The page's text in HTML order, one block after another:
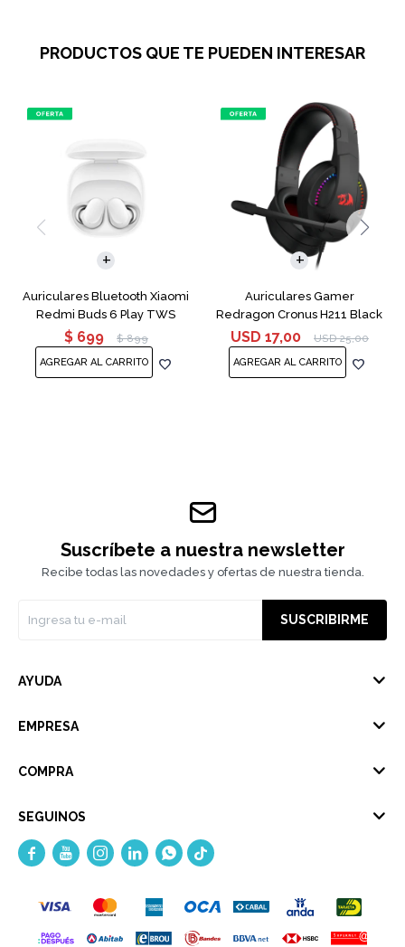
PRODUCTOS QUE TE PUEDEN INTERESAR
Auriculares Bluetooth Xiaomi
Redmi Buds 6 Play TWS
White
$ 699 $ 899
Auriculares Gamer
Redragon Cronus H211 Black
RGB con Mic
USD 17,00 USD 25,00
Suscríbete a nuestra newsletter
Recibe todas las novedades y ofertas de nuestra tienda.
SUSCRIBIRME
AYUDA
EMPRESA
COMPRA
SEGUINOS
    